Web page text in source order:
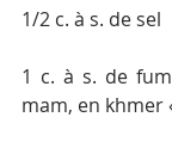
1/2 c. à s. de sel
1 c. à s. de
mam, en khmer